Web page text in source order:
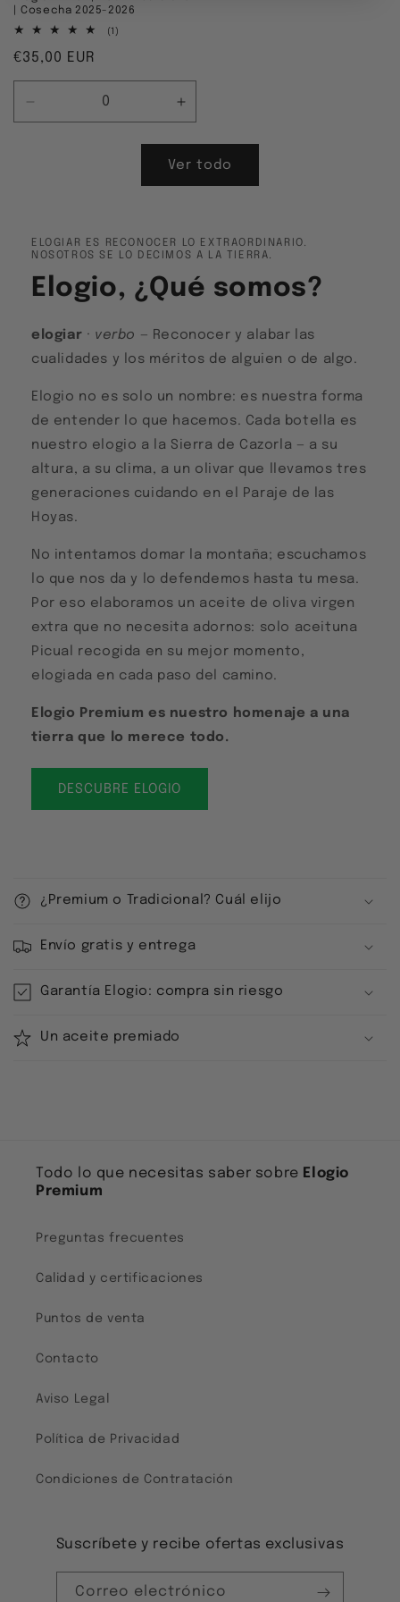
| Cosecha 2025-2026
(1)
Precio
habitual
€35,00 EUR
cantidad
Aumentar
cantidad
para
Default
Title
Ver todo
ELOGIAR ES RECONOCER LO EXTRAORDINARIO.
NOSOTROS SE LO DECIMOS A LA TIERRA.
Elogio, ¿Qué somos?
elogiar · verbo — Reconocer y alabar las
cualidades y los méritos de alguien o de algo.
Elogio no es solo un nombre: es nuestra forma
de entender lo que hacemos. Cada botella es
nuestro elogio a la Sierra de Cazorla — a su
altura, a su clima, a un olivar que llevamos tres
generaciones cuidando en el Paraje de las
Hoyas.
No intentamos domar la montaña; escuchamos
lo que nos da y lo defendemos hasta tu mesa.
Por eso elaboramos un aceite de oliva virgen
extra que no necesita adornos: solo aceituna
Picual recogida en su mejor momento,
elogiada en cada paso del camino.
Elogio Premium es nuestro homenaje a una
tierra que lo merece todo.
DESCUBRE ELOGIO
o
n
e
n
i
d
o
¿Premium o Tradicional? Cuál elijo
Envío gratis y entrega
Garantía Elogio: compra sin riesgo
Un aceite premiado
Todo lo que necesitas saber sobre Elogio
Premium
Preguntas frecuentes
Calidad y certificaciones
Puntos de venta
Contacto
Aviso Legal
Política de Privacidad
Condiciones de Contratación
Suscríbete y recibe ofertas exclusivas
Correo electrónico